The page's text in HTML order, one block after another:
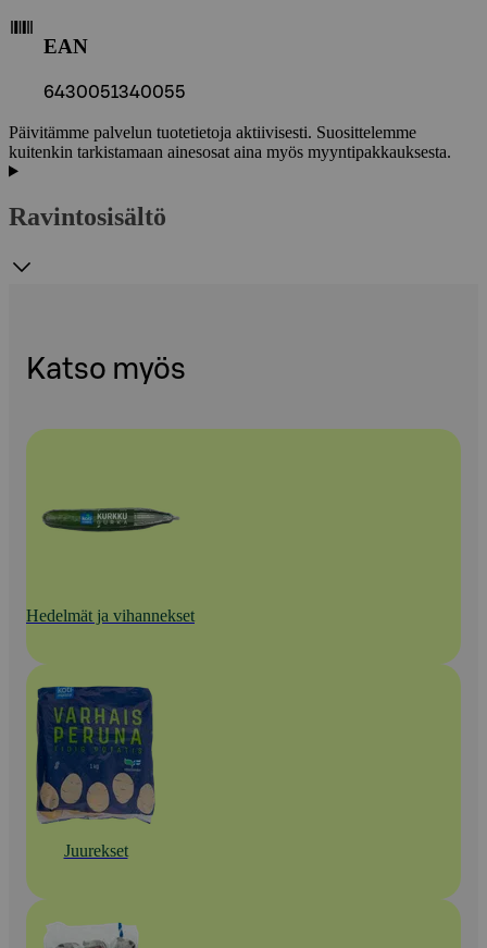
EAN
6430051340055
Päivitämme palvelun tuotetietoja aktiivisesti. Suosittelemme
kuitenkin tarkistamaan ainesosat aina myös myyntipakkauksesta.
Ravintosisältö
Katso myös
Hedelmät ja vihannekset
Juurekset